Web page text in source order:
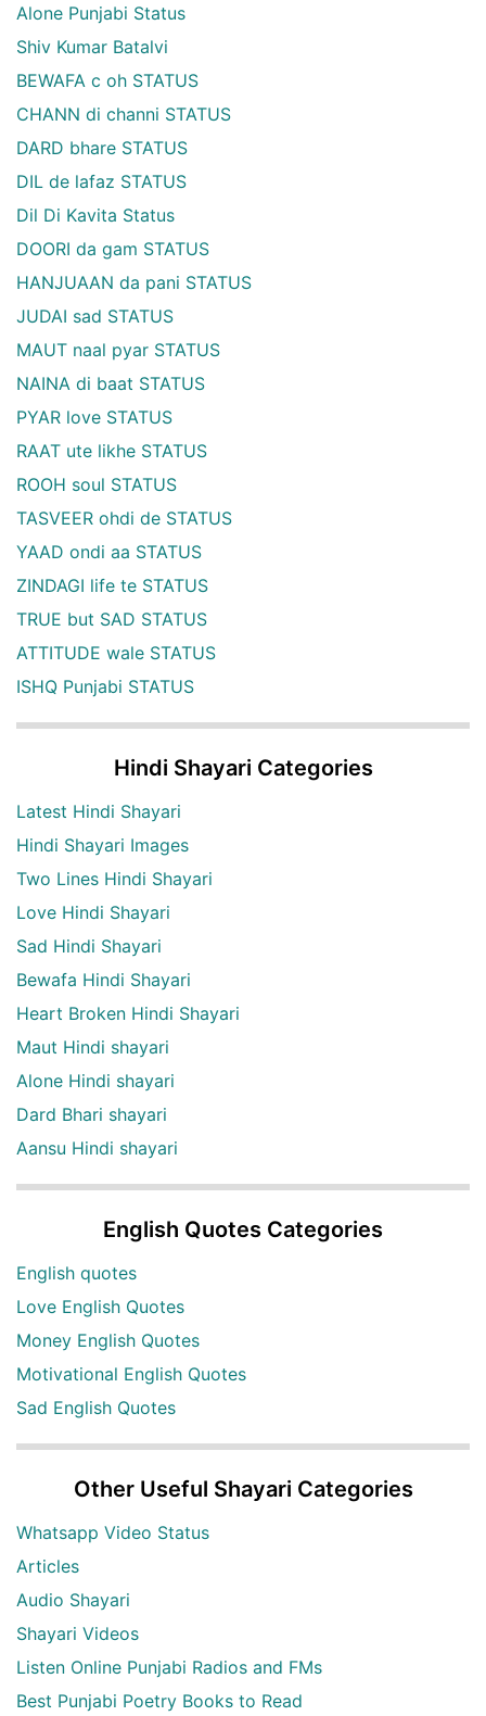
Alone Punjabi Status
Shiv Kumar Batalvi
BEWAFA c oh STATUS
CHANN di channi STATUS
DARD bhare STATUS
DIL de lafaz STATUS
Dil Di Kavita Status
DOORI da gam STATUS
HANJUAAN da pani STATUS
JUDAI sad STATUS
MAUT naal pyar STATUS
NAINA di baat STATUS
PYAR love STATUS
RAAT ute likhe STATUS
ROOH soul STATUS
TASVEER ohdi de STATUS
YAAD ondi aa STATUS
ZINDAGI life te STATUS
TRUE but SAD STATUS
ATTITUDE wale STATUS
ISHQ Punjabi STATUS
Hindi Shayari Categories
Latest Hindi Shayari
Hindi Shayari Images
Two Lines Hindi Shayari
Love Hindi Shayari
Sad Hindi Shayari
Bewafa Hindi Shayari
Heart Broken Hindi Shayari
Maut Hindi shayari
Alone Hindi shayari
Dard Bhari shayari
Aansu Hindi shayari
English Quotes Categories
English quotes
Love English Quotes
Money English Quotes
Motivational English Quotes
Sad English Quotes
Other Useful Shayari Categories
Whatsapp Video Status
Articles
Audio Shayari
Shayari Videos
Listen Online Punjabi Radios and FMs
Best Punjabi Poetry Books to Read